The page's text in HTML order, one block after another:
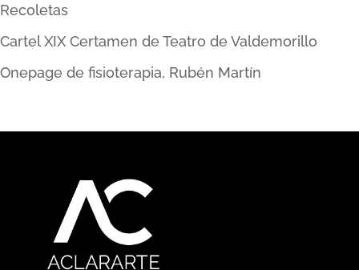
Recoletas
Cartel XIX Certamen de Teatro de Valdemorillo
Onepage de fisioterapia, Rubén Martín